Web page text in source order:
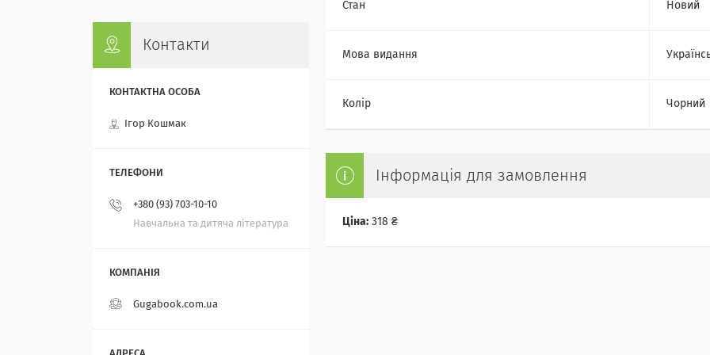
Стан Новий
Мова видання
Колір Чорний
Інформація для замовлення
Ціна: 318 ₴
Контакти
Ігор Кошмак
+380 (93) 703-10-10
Навчальна та дитяча література
Gugabook.com.ua